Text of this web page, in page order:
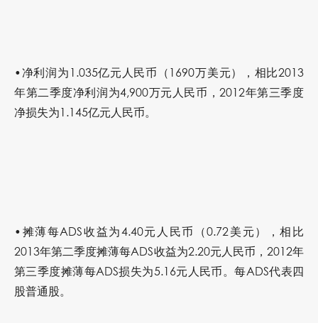
•净利润为1.035亿元人民币（1690万美元），相比2013
年第二季度净利润为4,900万元人民币，2012年第三季度
净损失为1.145亿元人民币。
•摊薄每ADS收益为4.40元人民币（0.72美元），相比
2013年第二季度摊薄每ADS收益为2.20元人民币，2012年
第三季度摊薄每ADS损失为5.16元人民币。每ADS代表四
股普通股。